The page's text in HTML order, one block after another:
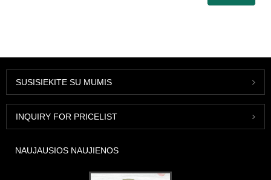
SUSISIEKITE SU MUMIS
INQUIRY FOR PRICELIST
NAUJAUSIOS NAUJIENOS